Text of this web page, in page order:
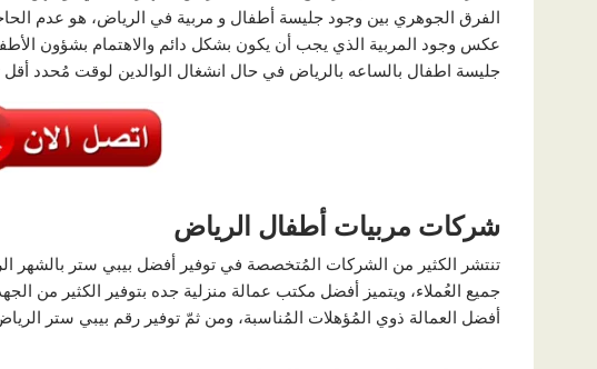
الفرق الجوهري بين وجود جليسة أطفال و مربية في الرياض، هو عدم
عكس وجود المربية الذي يجب أن يكون بشكل دائم والاهتمام بشؤون
جليسة اطفال بالساعه بالرياض في حال انشغال الوالدين لوقت مُحدد أقل
شركات مربيات أطفال الرياض
تنتشر الكثير من الشركات المُتخصصة في توفير أفضل بيبي ستر
جميع العُملاء، ويتميز أفضل مكتب عمالة منزلية جده بتوفير الكثير من
أفضل العمالة ذوي المُؤهلات المُناسبة، ومن ثمّ توفير رقم بيبي ستر